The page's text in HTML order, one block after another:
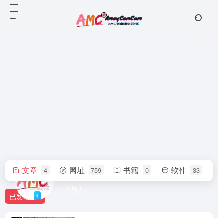
killy
文章 4 网址 759 书籍 0 软件 33
已发布 4